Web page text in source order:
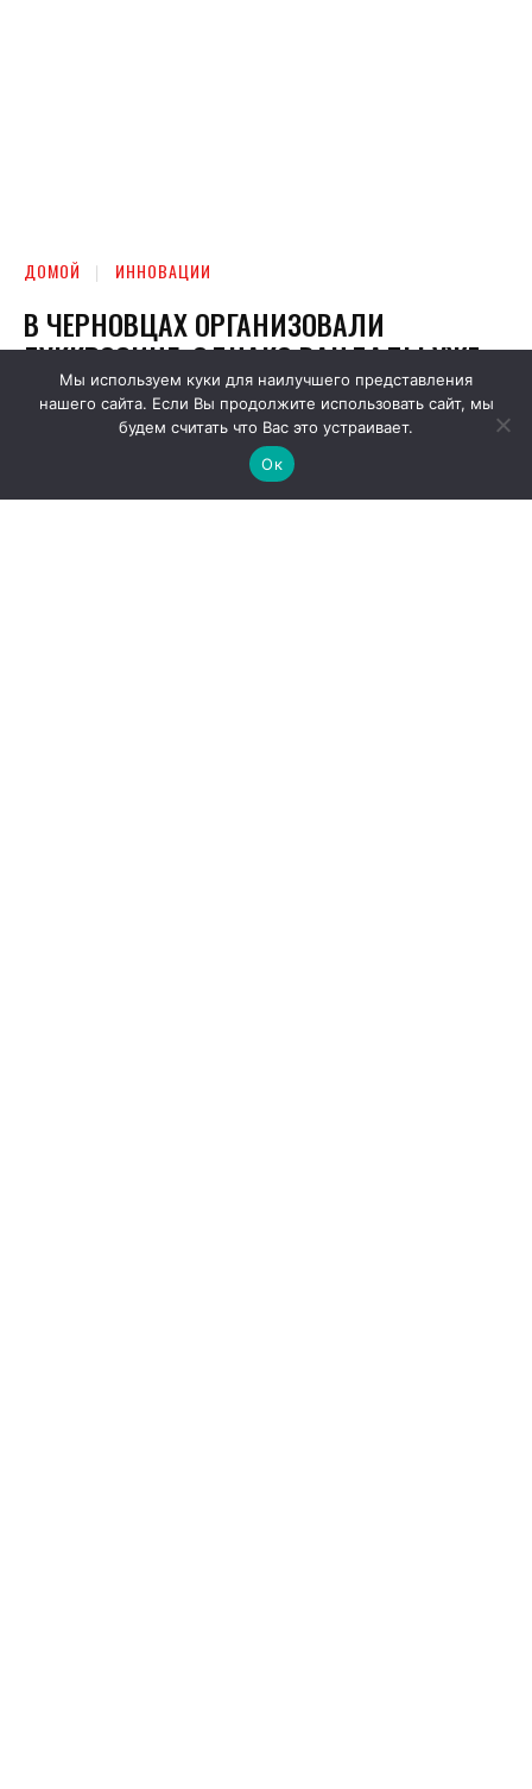
Мы используем куки для наилучшего представления
нашего сайта. Если Вы продолжите использовать сайт, мы
будем считать что Вас это устраивает.
Ок